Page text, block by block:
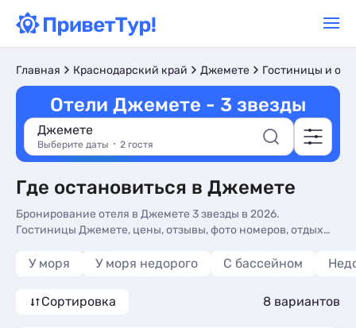
Главная Краснодарский край Джемете Гостиницы и
Отели Джемете - 3 звезды
Джемете
Выберите даты 2 гостя
Где остановиться в Джемете
Бронирование отеля в Джемете 3 звезды в 2026.
Гостиницы Джемете, цены, отзывы, фото номеров, отдых
У моря У моря недорого С бассейном
Сортировка 8 вариантов